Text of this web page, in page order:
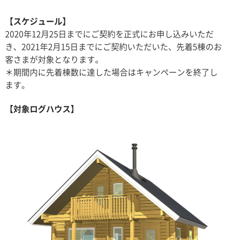
【スケジュール】
2020年12月25日までにご契約を正式にお申し込みいただ
き、2021年2月15日までにご契約いただいた、先着5棟のお
客さまが対象となります。
＊期間内に先着棟数に達した場合はキャンペーンを終了し
ます。
【対象ログハウス】